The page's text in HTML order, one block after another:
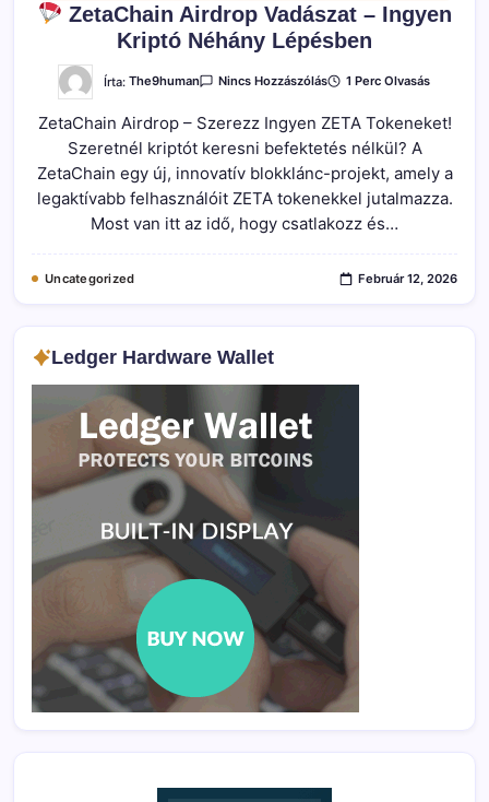
ZetaChain Airdrop Vadászat – Ingyen
Kriptó Néhány Lépésben
Írta: The9human Nincs HozzászólásA(z)
Airdrop
–
Ingyen
Kriptó
Néhány
Lépésben
Bejegyzéshez
1 Perc Olvasás
ZetaChain Airdrop – Szerezz Ingyen ZETA Tokeneket!
Szeretnél kriptót keresni befektetés nélkül? A
ZetaChain egy új, innovatív blokklánc-projekt, amely a
legaktívabb felhasználóit ZETA tokenekkel jutalmazza.
Most van itt az idő, hogy csatlakozz és…
Uncategorized Február 12, 2026
Ledger Hardware Wallet